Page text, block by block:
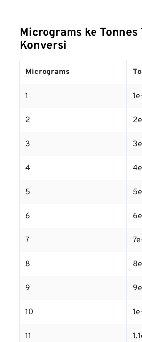
Micrograms ke Tonnes
Konversi
Micrograms
1
2
3
4
5
6
7
8
9
10
11